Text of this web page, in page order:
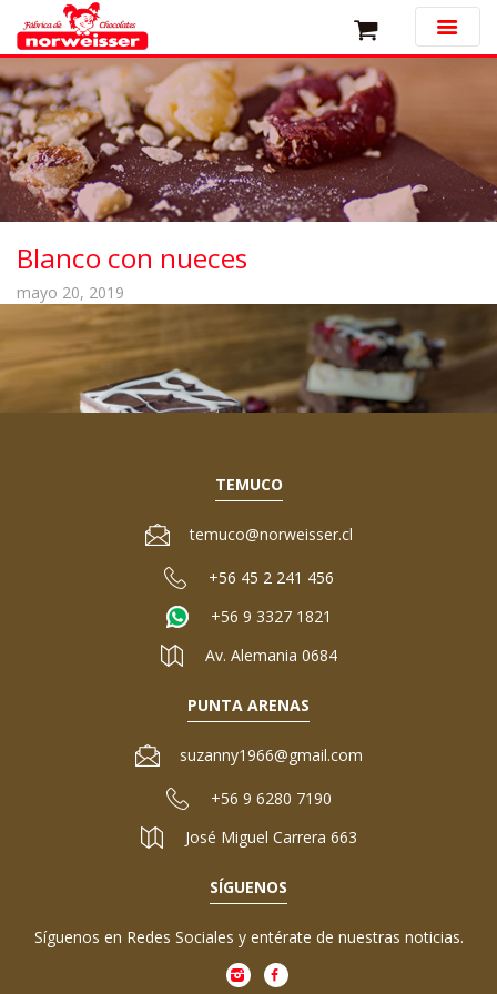
Blanco con nueces
mayo 20, 2019
TEMUCO
temuco@norweisser.cl
+56 45 2 241 456
+56 9 3327 1821
Av. Alemania 0684
PUNTA ARENAS
suzanny1966@gmail.com
+56 9 6280 7190
José Miguel Carrera 663
SÍGUENOS
Síguenos en Redes Sociales y entérate de nuestras noticias.